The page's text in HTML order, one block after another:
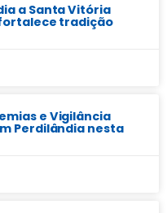
a Santa Vitória
tradição
e Vigilância
Perdilândia nesta